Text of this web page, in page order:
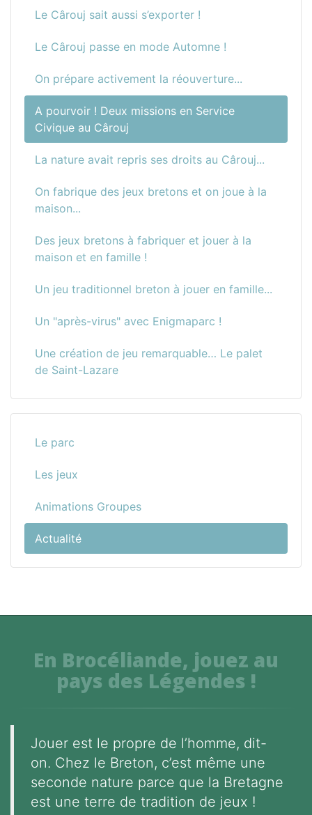
Le Cârouj sait aussi s’exporter !
Le Cârouj passe en mode Automne !
On prépare activement la réouverture...
A pourvoir ! Deux missions en Service
Civique au Cârouj
La nature avait repris ses droits au Cârouj...
On fabrique des jeux bretons et on joue à la
maison...
Des jeux bretons à fabriquer et jouer à la
maison et en famille !
Un jeu traditionnel breton à jouer en famille...
Un "après-virus" avec Enigmaparc !
Une création de jeu remarquable… Le palet
de Saint-Lazare
Le parc
Les jeux
Animations Groupes
Actualité
En Brocéliande, jouez au
pays des Légendes !
Jouer est le propre de l’homme, dit-
on. Chez le Breton, c’est même une
seconde nature parce que la Bretagne
est une terre de tradition de jeux !